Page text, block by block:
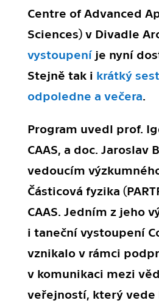
Centre of Advanced
Sciences) v Divadle
vystoupeníje nyní
Stejně tak i krátký
odpoledne a večera.
Program uvedl prof.
CAAS, a doc. Jaroslav
vedoucím
Částicová fyzika
CAAS. Jedním z jeho
i taneční vystoupení
vznikalo v rámci
v komunikaci mezi
veřejností, který vede